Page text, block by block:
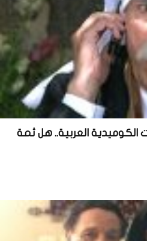
الكوميدية العربية.. هل ثمة